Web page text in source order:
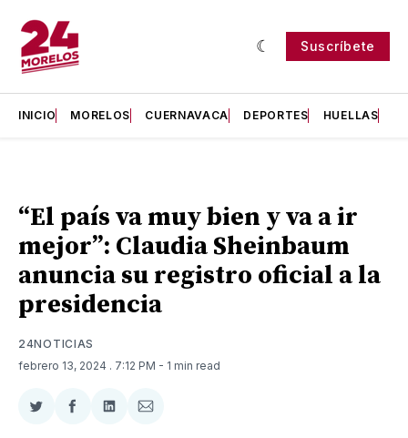
Suscríbete
INICIO MORELOS CUERNAVACA DEPORTES HUELLAS
“El país va muy bien y va a ir
mejor’’: Claudia Sheinbaum
anuncia su registro oficial a la
presidencia
24NOTICIAS
febrero 13, 2024 . 7:12 PM - 1 min read
CompartirCompartir
CompartirCompartir